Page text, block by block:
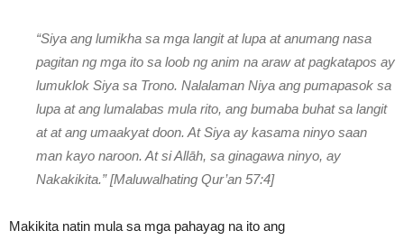
“Siya ang lumikha sa mga langit at lupa at anumang nasa
pagitan ng mga ito sa loob ng anim na araw at pagkatapos ay
lumuklok Siya sa Trono. Nalalaman Niya ang pumapasok sa
lupa at ang lumalabas mula rito, ang bumaba buhat sa langit
at at ang umaakyat doon. At Siya ay kasama ninyo saan
man kayo naroon. At si Allāh, sa ginagawa ninyo, ay
Nakakikita.” [Maluwalhating Qur’an 57:4]
Makikita natin mula sa mga pahayag na ito ang